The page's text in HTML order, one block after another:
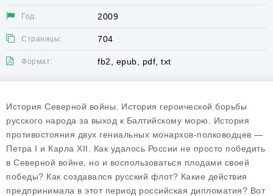
Год: 2009
Страницы: 704
Формат: fb2, epub, pdf, txt
История Северной войны. История героической борьбы
русского народа за выход к Балтийскому морю. История
противостояния двух гениальных монархов-полководцев —
Петра I и Карла XII. Как удалось России не просто победить
в Северной войне, но и воспользоваться плодами своей
победы? Как создавался русский флот? Какие действия
предпринимала в этот период российская дипломатия? Вот